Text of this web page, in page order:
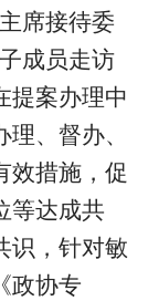
席接待委
成员走访
提案办理中
、督办、
效措施，促
等达成共
识，针对敏
政协专